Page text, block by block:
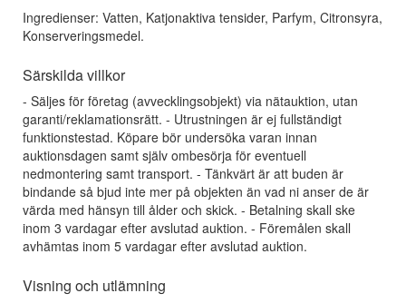
Ingredienser: Vatten, Katjonaktiva tensider, Parfym, Citronsyra,
Konserveringsmedel.
Särskilda villkor
- Säljes för företag (avvecklingsobjekt) via nätauktion, utan
garanti/reklamationsrätt. - Utrustningen är ej fullständigt
funktionstestad. Köpare bör undersöka varan innan
auktionsdagen samt själv ombesörja för eventuell
nedmontering samt transport. - Tänkvärt är att buden är
bindande så bjud inte mer på objekten än vad ni anser de är
värda med hänsyn till ålder och skick. - Betalning skall ske
inom 3 vardagar efter avslutad auktion. - Föremålen skall
avhämtas inom 5 vardagar efter avslutad auktion.
Visning och utlämning